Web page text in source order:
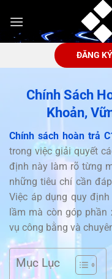
qua
ĐĂNG KÝ
Chính Sách
Khoản,
Chính sách hoàn trả
trong việc giải quyết
định này làm rõ từng
những tiêu chí cần
Việc áp dụng quy
lầm mà còn góp
vụ công bằng và
Mục Lục